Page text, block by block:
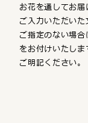
お花を通してお届
ご入力いただいた
ご指定のない場合
をお付けいたし
ご明記ください。